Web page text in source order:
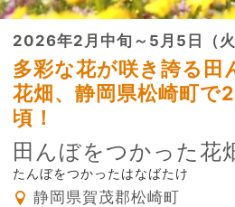
2026年2月中旬～5月5日（火
多彩な花が咲き誇る田
花畑、静岡県松崎町で
頃！
田んぼをつかった花
たんぼをつかったはなばたけ
静岡県賀茂郡松崎町